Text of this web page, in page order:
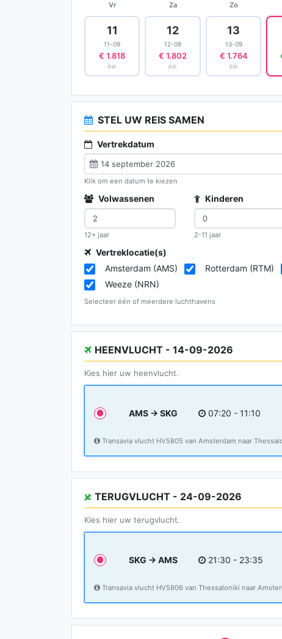
Vr Za Zo
11
11-09
€ 1.818
p.p.
12
12-09
€ 1.802
p.p.
13
13-09
€ 1.764
p.p.
STEL UW REIS SAMEN
Vertrekdatum
Klik om een datum te kiezen
Volwassenen
12+ jaar
Kinderen
2-11 jaar
Vertreklocatie(s)
Amsterdam (AMS)
Rotterdam (RTM)
Weeze (NRN)
Selecteer één of meerdere luchthavens
HEENVLUCHT - 14-09-2026
Kies hier uw heenvlucht.
AMS → SKG 07:20 - 11:10
Transavia vlucht HV5805 van Amsterdam naar
TERUGVLUCHT - 24-09-2026
Kies hier uw terugvlucht.
SKG → AMS 21:30 - 23:35
Transavia vlucht HV5806 van Thessaloniki naar